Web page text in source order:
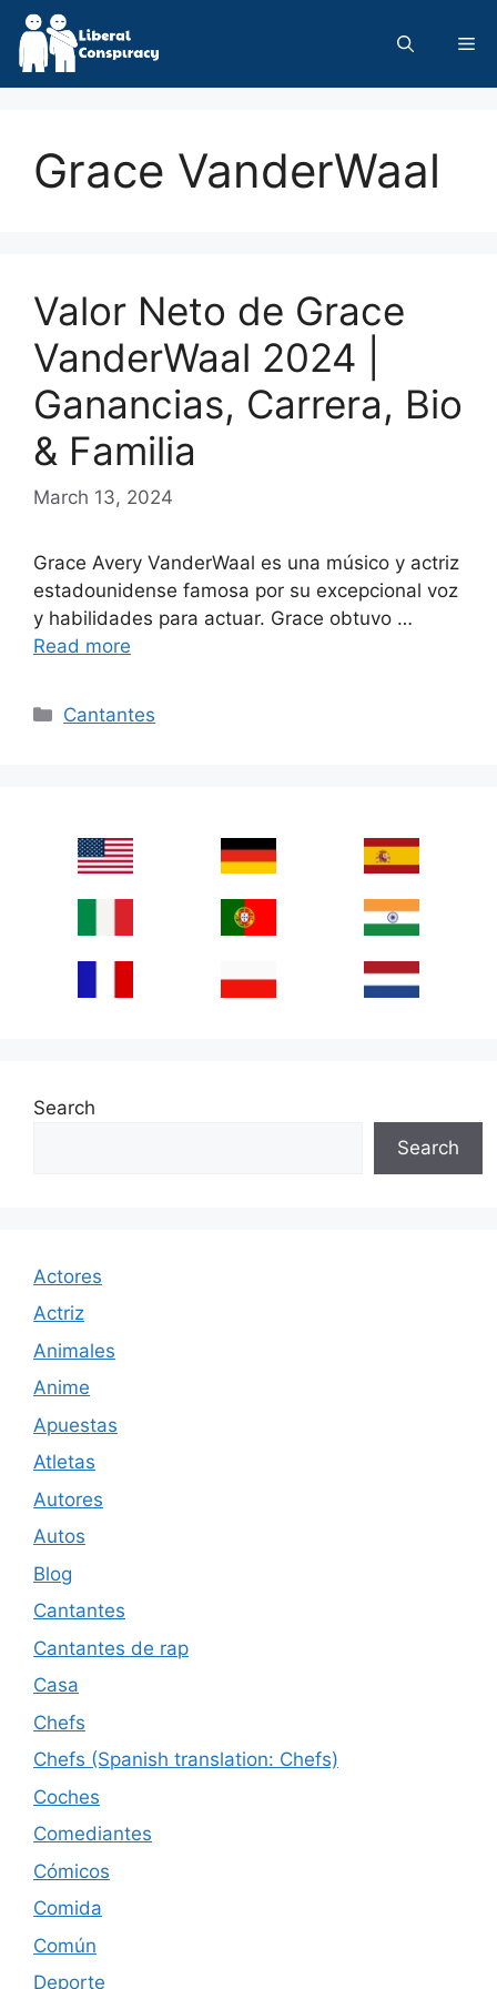
Skip
content
Grace VanderWaal
Valor Neto de Grace
VanderWaal 2024 |
Ganancias, Carrera, Bio
& Familia
March 13, 2024
Grace Avery VanderWaal es una músico y actriz
estadounidense famosa por su excepcional voz
y habilidades para actuar. Grace obtuvo …
Read more
Categories
Cantantes
Search
Search
Actores
Actriz
Animales
Anime
Apuestas
Atletas
Autores
Autos
Blog
Cantantes
Cantantes de rap
Casa
Chefs
Chefs (Spanish translation: Chefs)
Coches
Comediantes
Cómicos
Comida
Común
Deporte